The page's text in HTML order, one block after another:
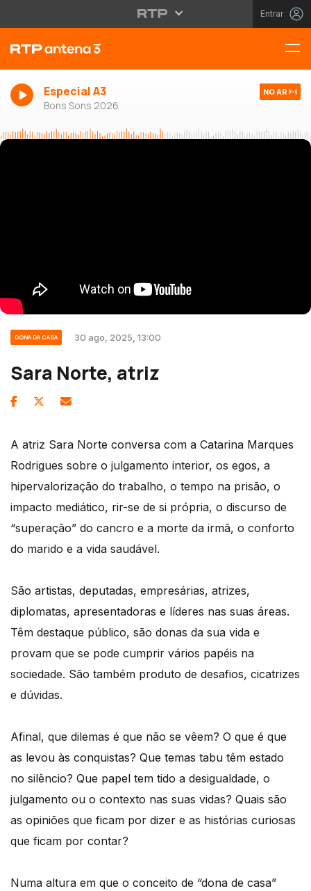
Entrar
Especial A3
Bons Sons 2026
NO AR
DONA DA CASA 30 ago, 2025, 13:00
Sara Norte, atriz
A atriz Sara Norte conversa com a Catarina Marques
Rodrigues sobre o julgamento interior, os egos, a
hipervalorização do trabalho, o tempo na prisão, o
impacto mediático, rir-se de si própria, o discurso de
“superação” do cancro e a morte da irmã, o conforto
do marido e a vida saudável.
São artistas, deputadas, empresárias, atrizes,
diplomatas, apresentadoras e líderes nas suas áreas.
Têm destaque público, são donas da sua vida e
provam que se pode cumprir vários papéis na
sociedade. São também produto de desafios, cicatrizes
e dúvidas.
Afinal, que dilemas é que não se vêem? O que é que
as levou às conquistas? Que temas tabu têm estado
no silêncio? Que papel tem tido a desigualdade, o
julgamento ou o contexto nas suas vidas? Quais são
as opiniões que ficam por dizer e as histórias curiosas
que ficam por contar?
Numa altura em que o conceito de “dona de casa”